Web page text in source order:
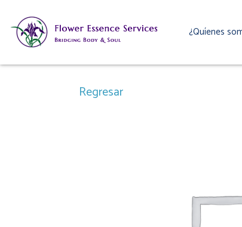
contenido
¿Quíenes
Regresar